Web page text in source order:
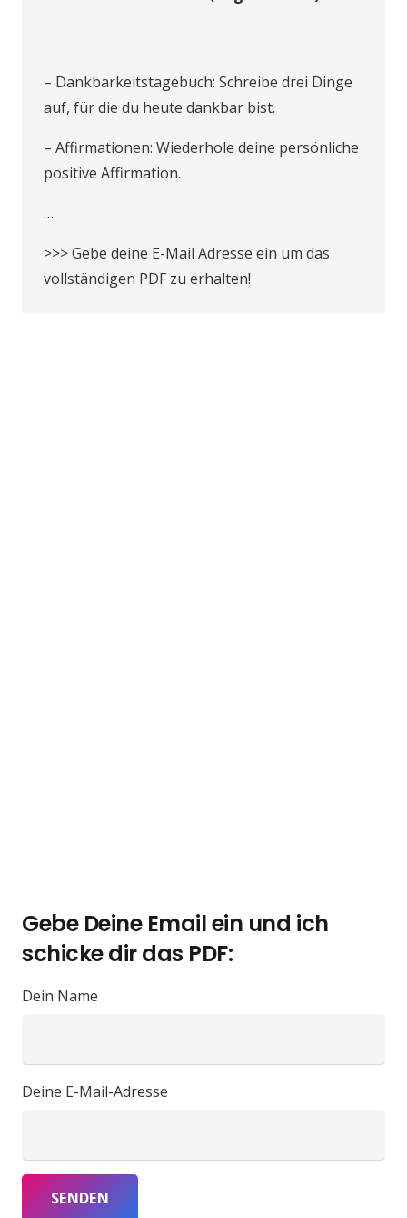
– Dankbarkeitstagebuch: Schreibe drei Dinge
auf, für die du heute dankbar bist.
– Affirmationen: Wiederhole deine persönliche
positive Affirmation.
…
>>> Gebe deine E-Mail Adresse ein um das
vollständigen PDF zu erhalten!
Gebe Deine Email ein und ich
schicke dir das PDF:
Dein Name
Deine E-Mail-Adresse